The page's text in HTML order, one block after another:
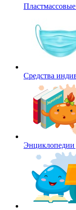
Средства
Энциклопедии